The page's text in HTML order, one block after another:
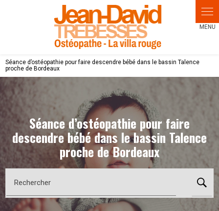
Séance d’ostéopathie pour faire descendre bébé dans le bassin Talence
proche de Bordeaux
Séance d’ostéopathie pour faire
descendre bébé dans le bassin Talence
proche de Bordeaux
Rechercher
Panneau de gestion des cookies